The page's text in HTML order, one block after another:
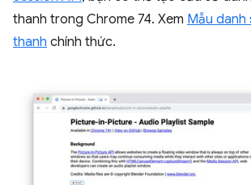
thanh trong Chrome 74. Xem Mẫu danh
thanh chính thức.